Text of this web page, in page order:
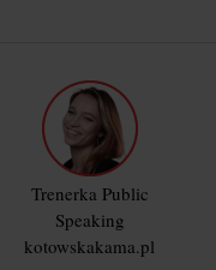
Trenerka Public
Speaking
kotowskakama.pl